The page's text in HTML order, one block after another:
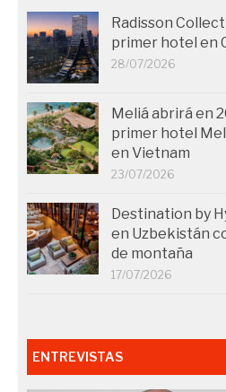
Radisson
primer hotel en
28/07/2026
Meliá abrirá en
primer hotel
en Vietnam
23/07/2026
Destination by
en Uzbekistán
de montaña
17/07/2026
ENTREVISTAS